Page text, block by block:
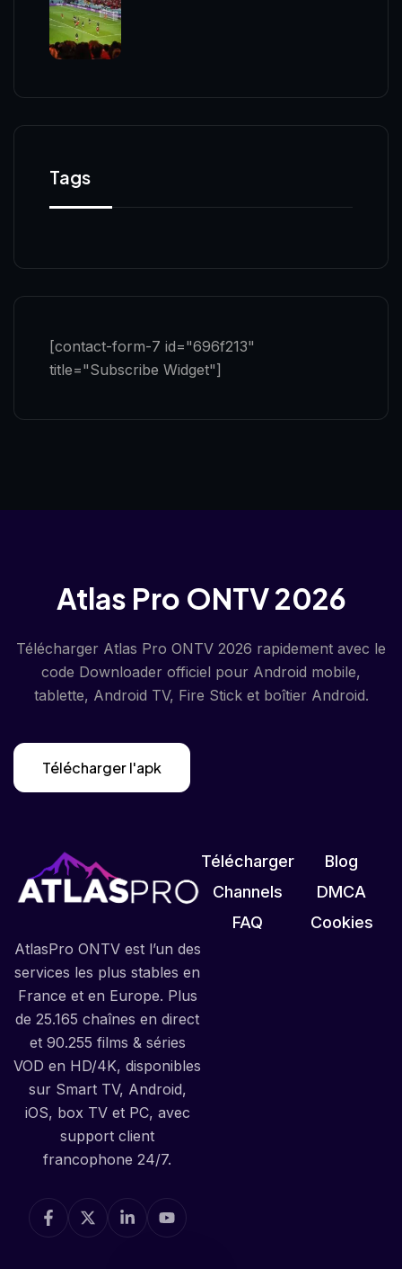
Tags
[contact-form-7 id="696f213"
title="Subscribe Widget"]
Atlas Pro ONTV 2026
Télécharger Atlas Pro ONTV 2026 rapidement avec le
code Downloader officiel pour Android mobile,
tablette, Android TV, Fire Stick et boîtier Android.
Télécharger l'apk
AtlasPro ONTV est l’un des
services les plus stables en
France et en Europe. Plus
de 25.165 chaînes en direct
et 90.255 films & séries
VOD en HD/4K, disponibles
sur Smart TV, Android,
iOS, box TV et PC, avec
support client
francophone 24/7.
Télécharger
Channels
FAQ
Blog
DMCA
Cookies